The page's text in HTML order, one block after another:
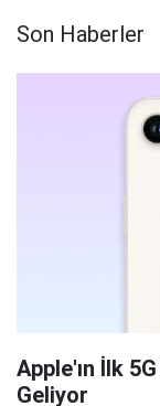
Son Haberler
Apple'ın İlk
Geliyor